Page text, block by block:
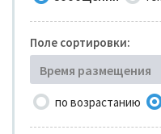
Поле сортировки:
Время размещения
по возрастанию